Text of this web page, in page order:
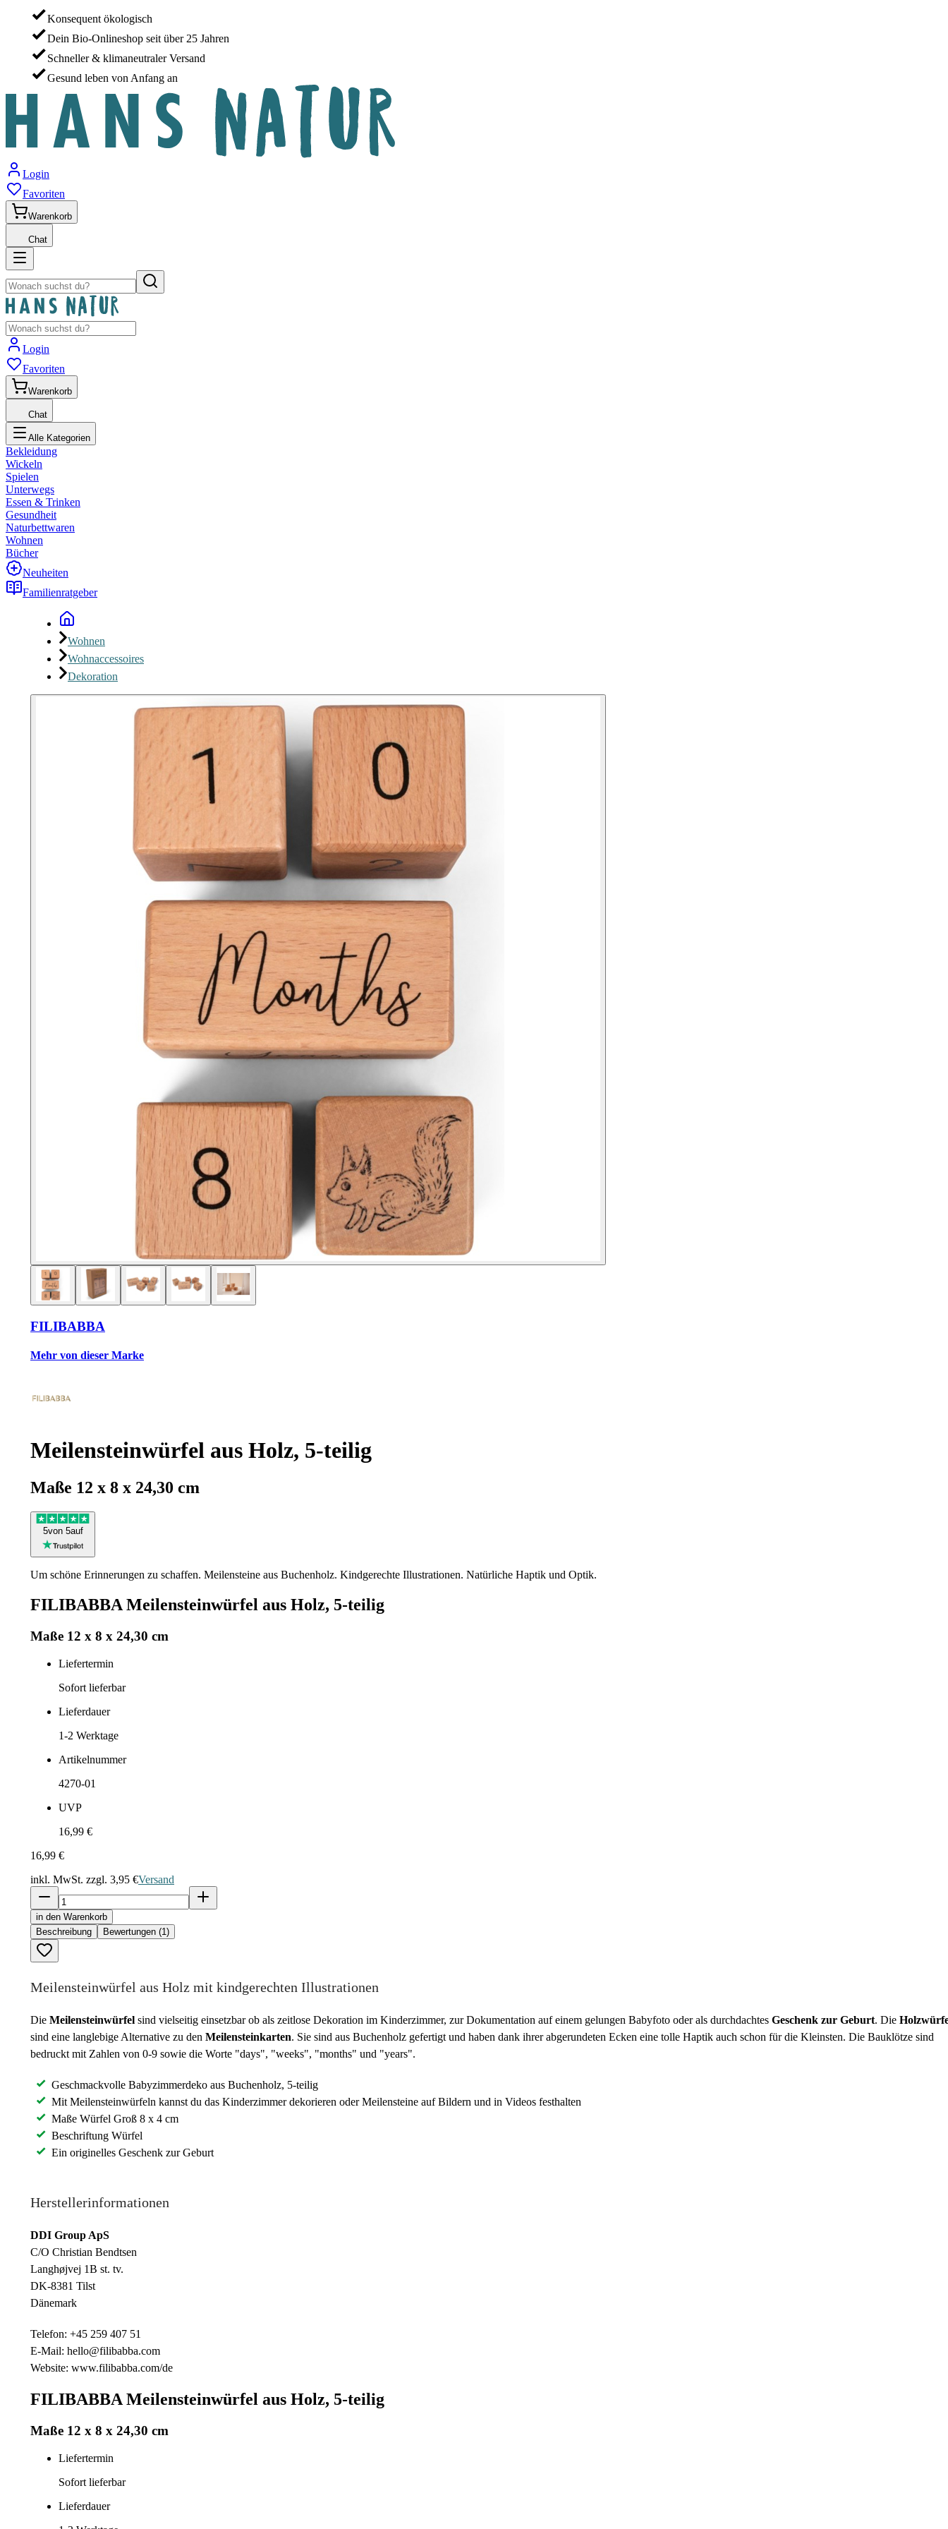
Konsequent ökologisch
Dein Bio-Onlineshop seit über 25 Jahren
Schneller & klimaneutraler Versand
Gesund leben von Anfang an
Login
Favoriten
Warenkorb
Chat
Login
Favoriten
Warenkorb
Chat
Alle Kategorien
Bekleidung
Wickeln
Spielen
Unterwegs
Essen & Trinken
Gesundheit
Naturbettwaren
Wohnen
Bücher
Neuheiten
Familienratgeber
Wohnen
Wohnaccessoires
Dekoration
FILIBABBA
Mehr von dieser Marke
Meilensteinwürfel aus Holz, 5-teilig
Maße 12 x 8 x 24,30 cm
5von 5auf
Um schöne Erinnerungen zu schaffen. Meilensteine aus Buchenholz. Kindgerechte Illustrationen. Natürliche Haptik und Optik.
FILIBABBA Meilensteinwürfel aus Holz, 5-teilig
Maße 12 x 8 x 24,30 cm
Liefertermin
Sofort lieferbar
Lieferdauer
1-2 Werktage
Artikelnummer
4270-01
UVP
16,99 €
16,99 €
inkl. MwSt. zzgl. 3,95 €Versand
in den Warenkorb
Beschreibung
Bewertungen (1)
Meilensteinwürfel aus Holz mit kindgerechten Illustrationen
Die Meilensteinwürfel sind vielseitig einsetzbar ob als zeitlose Dekoration im Kinderzimmer, zur Dokumentation auf einem gelungen Babyfoto oder als durchdachtes Geschenk zur Geburt. Die
sind eine langlebige Alternative zu den Meilensteinkarten. Sie sind aus Buchenholz gefertigt und haben dank ihrer abgerundeten Ecken eine tolle Haptik auch schon für die Kleinsten. Die Bauklötze sind
bedruckt mit Zahlen von 0-9 sowie die Worte "days", "weeks", "months" und "years".
Geschmackvolle Babyzimmerdeko aus Buchenholz, 5-teilig
Mit Meilensteinwürfeln kannst du das Kinderzimmer dekorieren oder Meilensteine auf Bildern und in Videos festhalten
Maße Würfel Groß 8 x 4 cm
Beschriftung Würfel
Ein originelles Geschenk zur Geburt
Herstellerinformationen
DDI Group ApS
C/O Christian Bendtsen
Langhøjvej 1B st. tv.
DK-8381 Tilst
Dänemark
Telefon: +45 259 407 51
E-Mail: hello@filibabba.com
Website: www.filibabba.com/de
FILIBABBA Meilensteinwürfel aus Holz, 5-teilig
Maße 12 x 8 x 24,30 cm
Liefertermin
Sofort lieferbar
Lieferdauer